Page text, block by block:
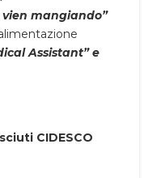
vien mangiando”
Assistant” e
CIDESCO